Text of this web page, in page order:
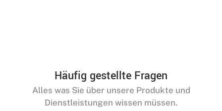
Häufig gestellte Fragen
Alles was Sie über unsere Produkte und
Dienstleistungen wissen müssen.